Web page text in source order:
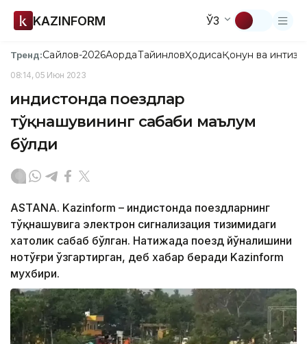
KAZINFORM ЎЗ
Тренд:Сайлов-2026АқордаТайинловҲодисаҚонун ва
08:14, 05 Июн 2023
Ҳиндистонда поездлар
тўқнашувининг сабаби маълум
бўлди
ASTANA. Kazinform – Ҳиндистонда поездларнинг
тўқнашувига электрон сигнализация тизимидаги
хатолик сабаб бўлган. Натижада поезд йўналишини
нотўғри ўзгартирган, деб хабар беради Kazinform
мухбири.